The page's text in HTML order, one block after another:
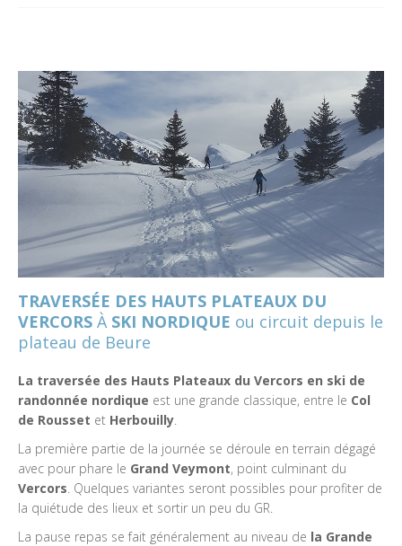
TRAVERSÉE DES HAUTS PLATEAUX DU
VERCORS À SKI NORDIQUE ou circuit depuis le
plateau de Beure
La traversée des Hauts Plateaux du Vercors en ski de
randonnée nordique est une grande classique, entre le Col
de Rousset et Herbouilly
La première partie de la journée se déroule en terrain dégagé
avec pour phare le Grand Veymont, point culminant du
Vercors . Quelques variantes seront possibles pour profiter de
la quiétude des lieux et sortir un peu du GR.
La pause repas se fait généralement au niveau de la Grande